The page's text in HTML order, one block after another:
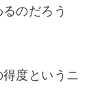
のだろう
度というニ